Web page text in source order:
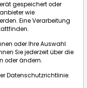
gespeichert oder
wie
Eine Verarbeitung
oder Ihre Auswahl
Sie jederzeit über die
oder ändern.
Datenschutzrichtlinie.